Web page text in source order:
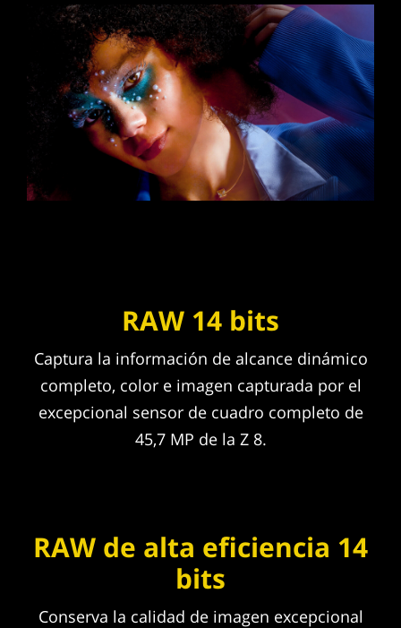
RAW 14 bits
Captura la información de alcance dinámico
completo, color e imagen capturada por el
excepcional sensor de cuadro completo de
45,7 MP de la Z 8.
RAW de alta eficiencia 14
bits
Conserva la calidad de imagen excepcional